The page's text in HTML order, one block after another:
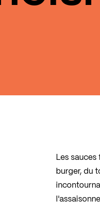
Les
burger, du